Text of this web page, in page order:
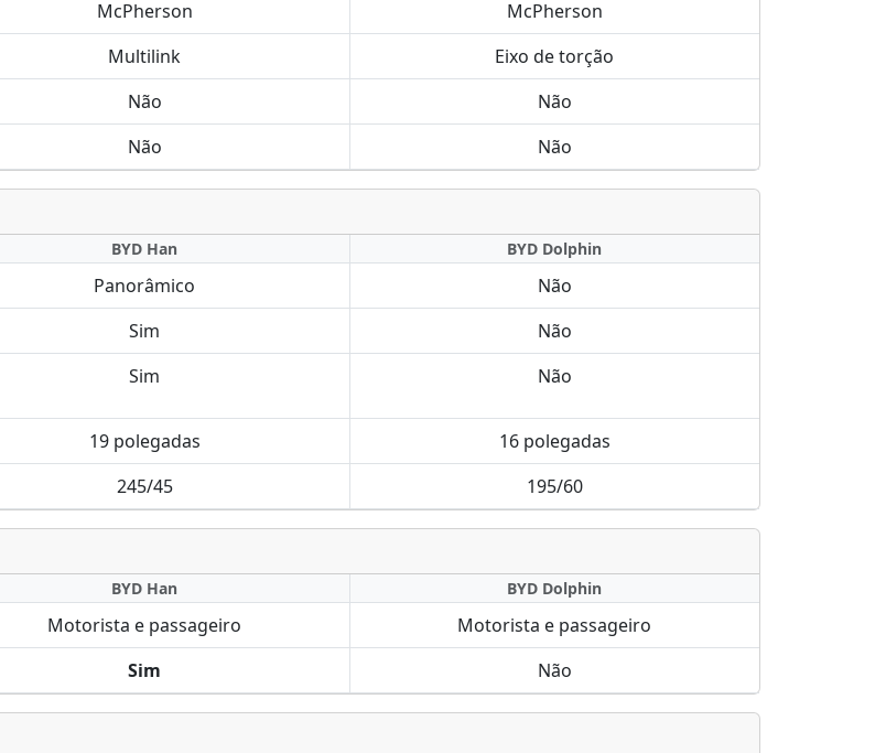
McPherson McPherson
Multilink Eixo de torção
Não Não
Não Não
BYD Han
BYD Dolphin
Panorâmico Não
Sim Não
Sim Não
19 polegadas 16 polegadas
245/45 195/60
BYD Han
BYD Dolphin
Motorista e passageiro Motorista e passageiro
Sim Não